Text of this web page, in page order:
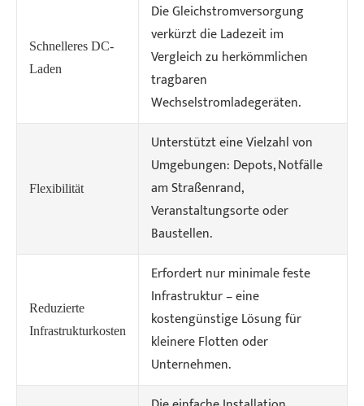
Schnelleres DC-
Laden
Die Gleichstromversorgung
verkürzt die Ladezeit im
Vergleich zu herkömmlichen
tragbaren
Wechselstromladegeräten.
Flexibilität
Unterstützt eine Vielzahl von
Umgebungen: Depots, Notfälle
am Straßenrand,
Veranstaltungsorte oder
Baustellen.
Reduzierte
Infrastrukturkosten
Erfordert nur minimale feste
Infrastruktur – eine
kostengünstige Lösung für
kleinere Flotten oder
Unternehmen.